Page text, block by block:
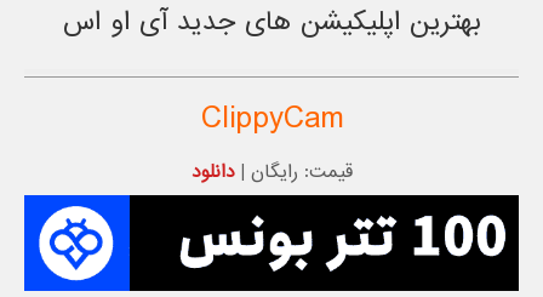
بهترین اپلیکیشن های جدید آی او اس
ClippyCam
قیمت: رایگان |دانلود